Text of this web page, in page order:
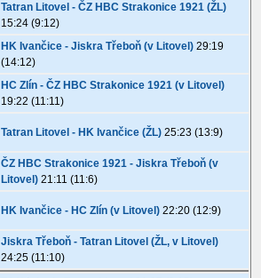
Tatran Litovel - ČZ HBC Strakonice 1921 (ŽL)
15:24 (9:12)
HK Ivančice - Jiskra Třeboň (v Litovel) 29:19
(14:12)
HC Zlín - ČZ HBC Strakonice 1921 (v Litovel)
19:22 (11:11)
Tatran Litovel - HK Ivančice (ŽL) 25:23 (13:9)
ČZ HBC Strakonice 1921 - Jiskra Třeboň (v
Litovel) 21:11 (11:6)
HK Ivančice - HC Zlín (v Litovel) 22:20 (12:9)
Jiskra Třeboň - Tatran Litovel (ŽL, v Litovel)
24:25 (11:10)